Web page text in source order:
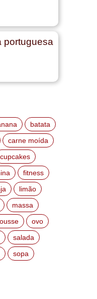
portuguesa
batata
carne moída
cupcakes
fitness
limão
massa
ovo
salada
sopa